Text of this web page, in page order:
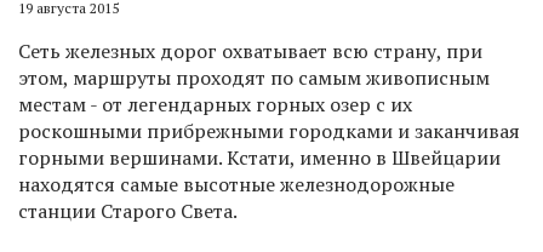
19 августа 2015
Сеть железных дорог охватывает всю страну, при
этом, маршруты проходят по самым живописным
местам - от легендарных горных озер с их
роскошными прибрежными городками и заканчивая
горными вершинами. Кстати, именно в Швейцарии
находятся самые высотные железнодорожные
станции Старого Света.